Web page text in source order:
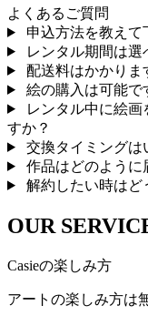
よくあるご質問
申込方法を教えて
レンタル期間は選
配送料はかかりま
絵の購入は可能で
レンタル中に絵
すか？
交換タイミングは
作品はどのように
解約したい時はど
OUR
Casieの楽しみ方
アートの楽しみ方は